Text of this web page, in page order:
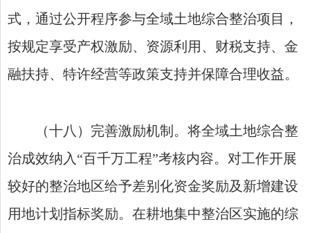
式，通过公开程序参与全域土地综合整治项目，
按规定享受产权激励、资源利用、财税支持、金
融扶持、特许经营等政策支持并保障合理收益。
（十八）完善激励机制。将全域土地综合整
治成效纳入“百千万工程”考核内容。对工作开展
较好的整治地区给予差别化资金奖励及新增建设
用地计划指标奖励。在耕地集中整治区实施的综